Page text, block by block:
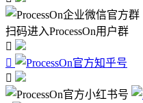
扫码进入ProcessOn用户群


